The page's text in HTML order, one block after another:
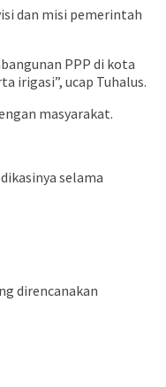
dan misi pemerintah
PPP di kota
irigasi”, ucap Tuhalus.
masyarakat.
selama
direncanakan